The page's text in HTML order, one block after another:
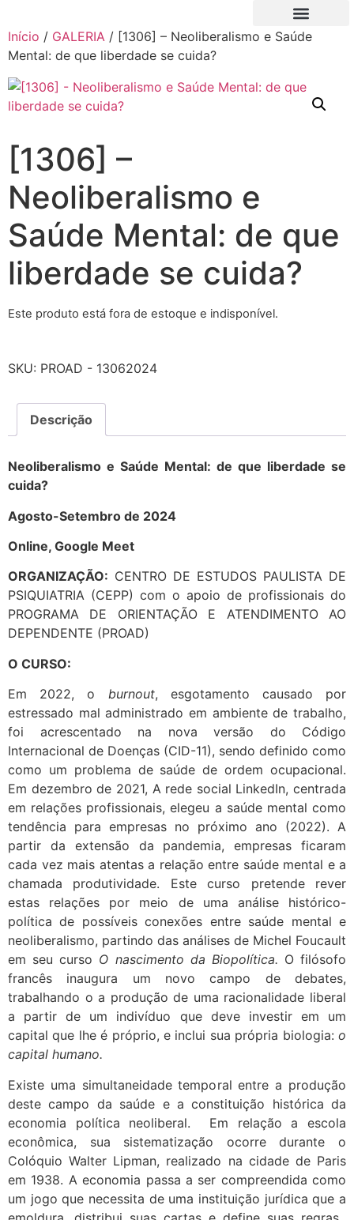
Início / GALERIA / [1306] – Neoliberalismo e Saúde
Mental: de que liberdade se cuida?
[1306] –
Neoliberalismo e
Saúde Mental: de que
liberdade se cuida?
Este produto está fora de estoque e indisponível.
SKU: PROAD - 13062024
Descrição
Neoliberalismo e Saúde Mental: de que liberdade se
cuida?
Agosto-Setembro de 2024
Online, Google Meet
ORGANIZAÇÃO: CENTRO DE ESTUDOS PAULISTA DE
PSIQUIATRIA (CEPP) com o apoio de profissionais do
PROGRAMA DE ORIENTAÇÃO E ATENDIMENTO AO
DEPENDENTE (PROAD)
O CURSO:
Em 2022, o burnout, esgotamento causado por
estressado mal administrado em ambiente de trabalho,
foi acrescentado na nova versão do Código
Internacional de Doenças (CID-11), sendo definido como
como um problema de saúde de ordem ocupacional.
Em dezembro de 2021, A rede social LinkedIn, centrada
em relações profissionais, elegeu a saúde mental como
tendência para empresas no próximo ano (2022). A
partir da extensão da pandemia, empresas ficaram
cada vez mais atentas a relação entre saúde mental e a
chamada produtividade. Este curso pretende rever
estas relações por meio de uma análise histórico-
política de possíveis conexões entre saúde mental e
neoliberalismo, partindo das análises de Michel Foucault
em seu curso O nascimento da Biopolítica. O filósofo
francês inaugura um novo campo de debates,
trabalhando o a produção de uma racionalidade liberal
a partir de um indivíduo que deve investir em um
capital que lhe é próprio, e inclui sua própria biologia: o
capital humano.
Existe uma simultaneidade temporal entre a produção
deste campo da saúde e a constituição histórica da
economia política neoliberal. Em relação a escola
econômica, sua sistematização ocorre durante o
Colóquio Walter Lipman, realizado na cidade de Paris
em 1938. A economia passa a ser compreendida como
um jogo que necessita de uma instituição jurídica que a